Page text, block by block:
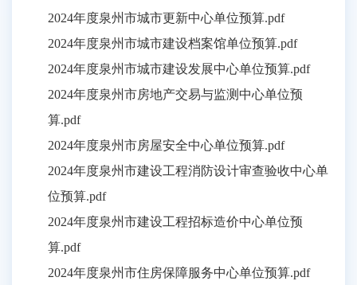
2024年度泉州市城市更新中心单位预算.pdf
2024年度泉州市城市建设档案馆单位预算.pdf
2024年度泉州市城市建设发展中心单位预算.pdf
2024年度泉州市房地产交易与监测中心单位预
算.pdf
2024年度泉州市房屋安全中心单位预算.pdf
2024年度泉州市建设工程消防设计审查验收中心单
位预算.pdf
2024年度泉州市建设工程招标造价中心单位预
算.pdf
2024年度泉州市住房保障服务中心单位预算.pdf